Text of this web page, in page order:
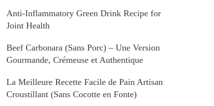
Anti-Inflammatory Green Drink Recipe for
Joint Health
Beef Carbonara (Sans Porc) – Une Version
Gourmande, Crémeuse et Authentique
La Meilleure Recette Facile de Pain Artisan
Croustillant (Sans Cocotte en Fonte)